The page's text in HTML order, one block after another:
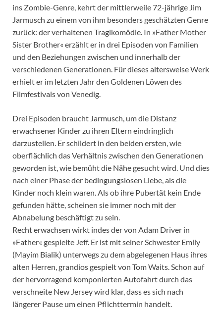
ins Zombie-Genre, kehrt der mittlerweile 72-jährige Jim
Jarmusch zu einem von ihm besonders geschätzten Genre
zurück: der verhaltenen Tragikomödie. In »Father Mother
Sister Brother« erzählt er in drei Episoden von Familien
und den Beziehungen zwischen und innerhalb der
verschiedenen Generationen. Für dieses altersweise Werk
erhielt er im letzten Jahr den Goldenen Löwen des
Filmfestivals von Venedig.
Drei Episoden braucht Jarmusch, um die Distanz
erwachsener Kinder zu ihren Eltern eindringlich
darzustellen. Er schildert in den beiden ersten, wie
oberflächlich das Verhältnis zwischen den Generationen
geworden ist, wie bemüht die Nähe gesucht wird. Und dies
nach einer Phase der bedingungslosen Liebe, als die
Kinder noch klein waren. Als ob ihre Pubertät kein Ende
gefunden hätte, scheinen sie immer noch mit der
Abnabelung beschäftigt zu sein.
Recht erwachsen wirkt indes der von Adam Driver in
»Father« gespielte Jeff. Er ist mit seiner Schwester Emily
(Mayim Bialik) unterwegs zu dem abgelegenen Haus ihres
alten Herren, grandios gespielt von Tom Waits. Schon auf
der hervorragend komponierten Autofahrt durch das
verschneite New Jersey wird klar, dass es sich nach
längerer Pause um einen Pflichttermin handelt.